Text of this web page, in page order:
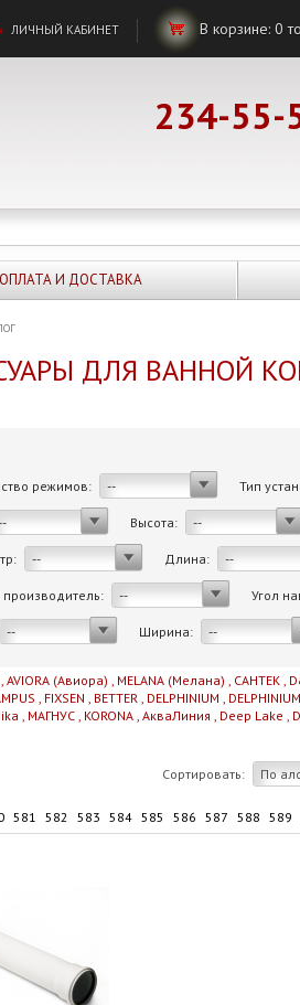
ЛИЧНЫЙ КАБИНЕТ В корзине: 0
234-55-
ОПЛАТА И ДОСТАВКА
ДЛЯ ВАННОЙ
режимов:
-- Тип
Высота: --
-- Длина: --
производитель: -- Угол
-- Ширина: --
, AVIORA (Авиора) , MELANA (Мелана) , САНТЕК ,
, FIXSEN , BETTER , DELPHINIUM , DELPHINIUM
, МАГНУС , KORONA , АкваЛиния , Deep Lake ,
Сортировать: По
581 582 583 584 585 586 587 588 589